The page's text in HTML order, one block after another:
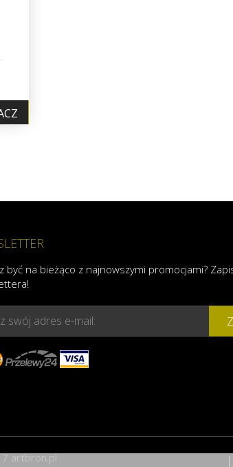
być na bieżąco z najnowszymi promocjami?
swój adres e-mail:
artbron.pl